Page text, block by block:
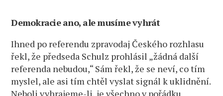
Demokracie ano, ale musíme vyhrát
Ihned po referendu zpravodaj Českého rozhlasu
řekl, že předseda Schulz prohlásil „žádná další
referenda nebudou,“ Sám řekl, že se neví, co tím
myslel, ale asi tím chtěl vyslat signál k uklidnění.